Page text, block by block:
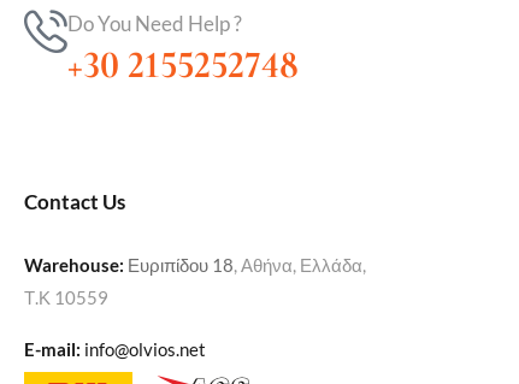
Do You Need Help ?
+30 2155252748
Contact Us
Warehouse: Ευριπίδου 18, Αθήνα, Ελλάδα,
Τ.Κ 10559
E-mail: info@olvios.net